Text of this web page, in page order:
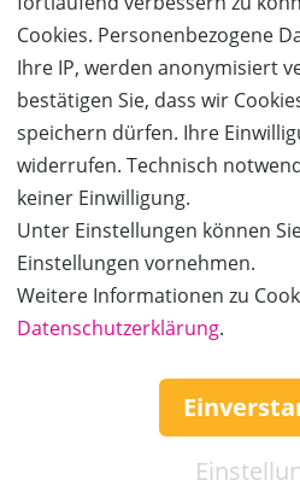
Cookies. Personenbezogene
Ihre IP, werden anonymisiert
bestätigen Sie, dass wir
speichern dürfen. Ihre
widerrufen. Technisch
keiner Einwilligung.
Unter Einstellungen können
Einstellungen vornehmen.
Weitere Informationen zu
Datenschutzerklärung.
Als Übernachtungsgäste erhaltet
für das Freizeit-Land bis zu 25%
Urige Piratenhütte
In unseren großen urigen
aus 2 Schlafzimmern mit
Elternbereich können bis zu 5
für die Nacht buchen. Alle
eine Klimaanlage, einen
ausgestattetes Badezimmer
und Föhn, eine
Minibar so wie eine großzügige